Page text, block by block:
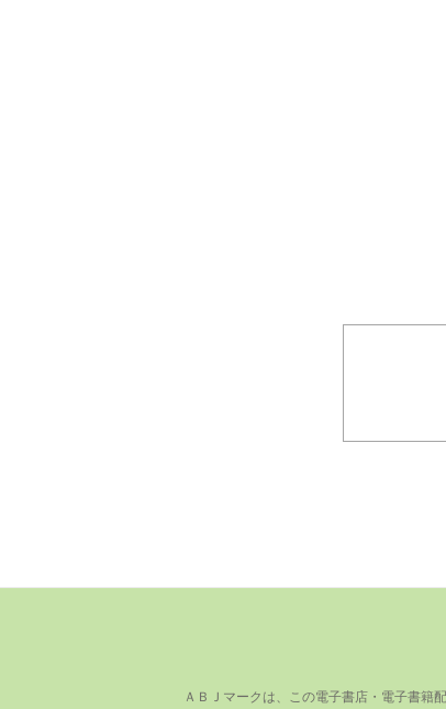
ＡＢＪマークは、この電⼦書店・電⼦書籍